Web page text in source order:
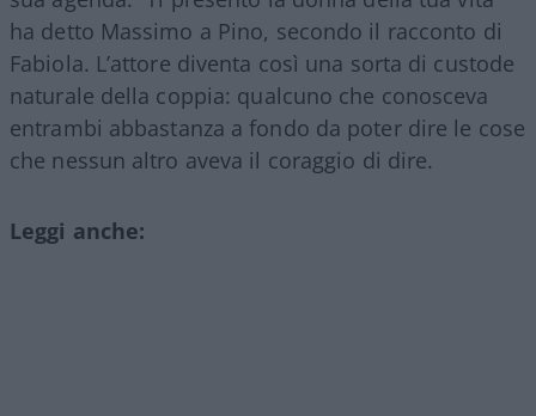
ha detto Massimo a Pino, secondo il racconto di
Fabiola. L’attore diventa così una sorta di custode
naturale della coppia: qualcuno che conosceva
entrambi abbastanza a fondo da poter dire le cose
che nessun altro aveva il coraggio di dire.
Leggi anche: